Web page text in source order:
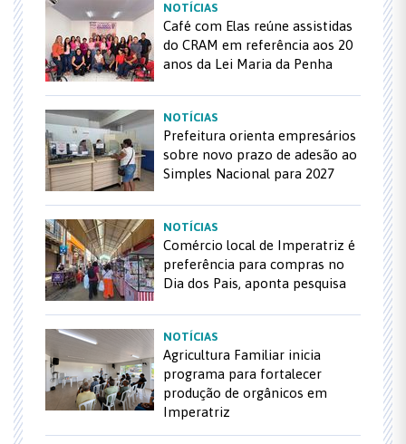
NOTÍCIAS
Café com Elas reúne assistidas
do CRAM em referência aos 20
anos da Lei Maria da Penha
NOTÍCIAS
Prefeitura orienta empresários
sobre novo prazo de adesão ao
Simples Nacional para 2027
NOTÍCIAS
Comércio local de Imperatriz é
preferência para compras no
Dia dos Pais, aponta pesquisa
NOTÍCIAS
Agricultura Familiar inicia
programa para fortalecer
produção de orgânicos em
Imperatriz